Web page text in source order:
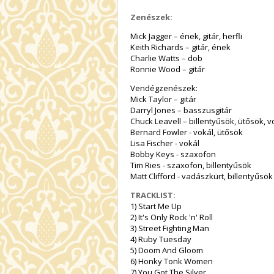
Zenészek:
Mick Jagger – ének, gitár, herfli
Keith Richards – gitár, ének
Charlie Watts – dob
Ronnie Wood – gitár
Vendégzenészek:
Mick Taylor – gitár
Darryl Jones – basszusgitár
Chuck Leavell – billentyűsök, ütősök,
Bernard Fowler - vokál, ütősök
Lisa Fischer - vokál
Bobby Keys - szaxofon
Tim Ries - szaxofon, billentyűsök
Matt Clifford - vadászkürt, billentyűsök
TRACKLIST:
1) Start Me Up
2) It's Only Rock 'n' Roll
3) Street Fighting Man
4) Ruby Tuesday
5) Doom And Gloom
6) Honky Tonk Women